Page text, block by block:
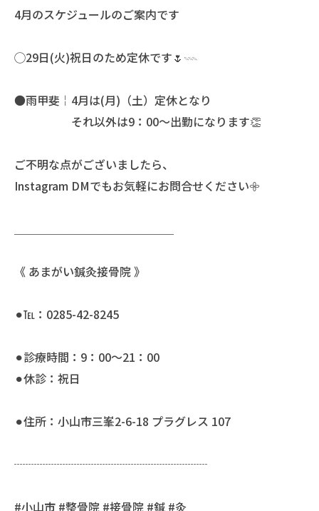
4月のスケジュールのご案内です
◯29日(火)祝日のため定休です🌷𓇠
●雨甲斐￤4月は(月)（土）定休となり
それ以外は9：00〜出勤になります👏
ご不明な点がございましたら、
Instagram DMでもお気軽にお問合せください𖧷
《 あまがい鍼灸接骨院 》
⚫︎℡：0285-42-8245
⚫︎診療時間：9：00〜21：00
⚫︎休診：祝日
⚫︎住所：小山市三峯2-6-18 プラグレス 107
┈┈┈┈┈┈┈┈┈┈┈┈┈┈┈┈┈
#小山市 #整骨院 #接骨院 #鍼 #灸